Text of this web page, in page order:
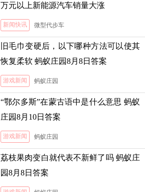
万元以上新能源汽车销量大涨
新闻快讯 微型代步车
旧毛巾变硬后，以下哪种方法可以使其
恢复柔软 蚂蚁庄园8月8日答案
游戏新闻 蚂蚁庄园
“鄂尔多斯”在蒙古语中是什么意思 蚂蚁
庄园8月10日答案
游戏新闻 蚂蚁庄园
荔枝果肉变白就代表不新鲜了吗 蚂蚁庄
园8月8日答案